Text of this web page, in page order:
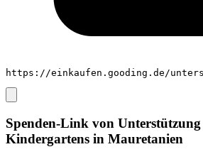
https://einkaufen.gooding.de/
Spenden-Link von
Kindergartens in Mauretanien